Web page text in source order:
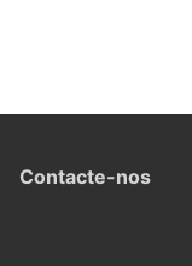
Contacte-nos